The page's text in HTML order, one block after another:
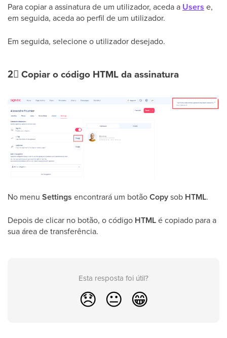
Para copiar a assinatura de um utilizador, aceda a Users e,
em seguida, aceda ao perfil de um utilizador.
Em seguida, selecione o utilizador desejado.
2⃣ Copiar o código HTML da assinatura
No menu Settings encontrará um botãoCopysob HTML.
Depois de clicar no botão, o código HTMLé copiado para a
sua área de transferência.
Esta resposta foi útil?
😞 😐 😁